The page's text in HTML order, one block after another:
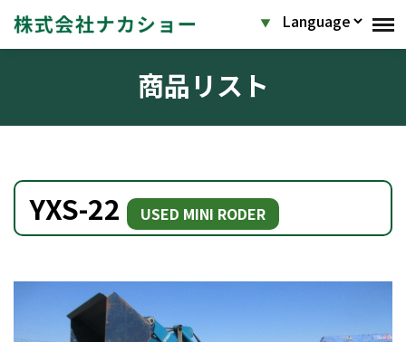
商品リスト
YXS-22 USED MINI RODER